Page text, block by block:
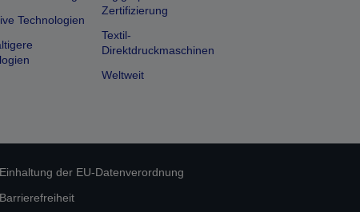
Technologien
Zertifizierung
Textil-
Direktdruckmaschinen
Weltweit
Einhaltung der EU-Datenverordnung